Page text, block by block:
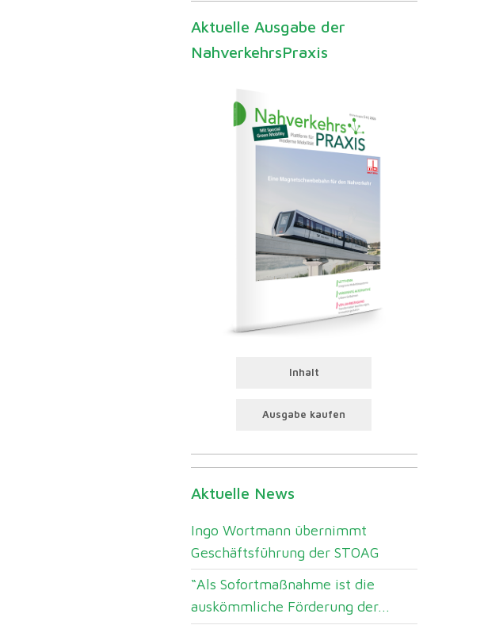
Aktuelle Ausgabe der
NahverkehrsPraxis
Inhalt
Ausgabe kaufen
Aktuelle News
Ingo Wortmann übernimmt
Geschäftsführung der STOAG
“Als Sofortmaßnahme ist die
auskömmliche Förderung der...